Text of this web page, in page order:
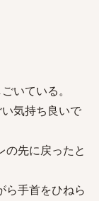
いている。
気持ち良いで
の先に戻ったと
ら手首をひねら